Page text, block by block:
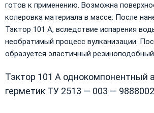
готов к применению. Возможна
колеровка материала в массе. После
Тэктор 101 А, вследствие испарения
необратимый процесс вулканизации.
образуется эластичный
Тэктор 101 А однокомпонентный
герметик ТУ 2513 — 003 —